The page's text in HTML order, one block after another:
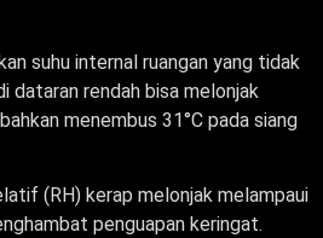
suhu internal ruangan yang tidak
dataran rendah bisa melonjak
menembus 31°C pada siang
(RH) kerap melonjak melampaui
penguapan keringat.